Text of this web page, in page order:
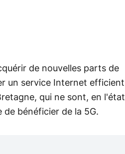
de nouvelles parts de
un service Internet efficient
qui ne sont, en l'état
de bénéficier de la 5G.